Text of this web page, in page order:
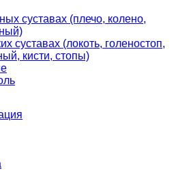
суставах (плечо, колено,
суставах (локоть, голеностоп,
кисти, стопы)